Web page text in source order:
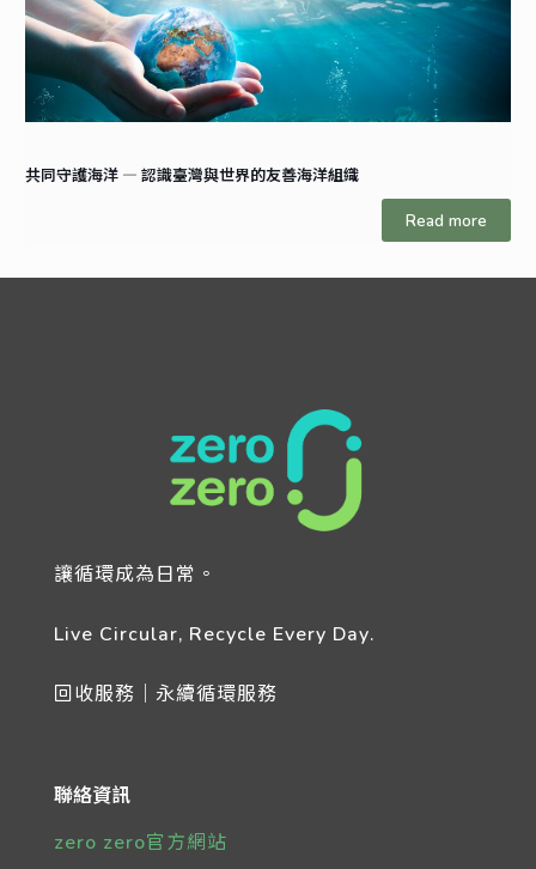
共同守護海洋 — 認識臺灣與世界的友善海洋組織
Read more
讓循環成為日常。
Live Circular, Recycle Every Day.
回收服務｜永續循環服務
聯絡資訊
zero zero官方網站